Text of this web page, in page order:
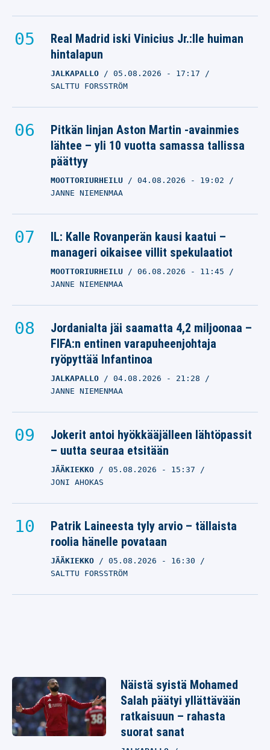
Real Madrid iski Vinicius Jr.:lle huiman
hintalapun
JALKAPALLO 05.08.2026 - 17:17
SALTTU FORSSTRÖM
Pitkän linjan Aston Martin -avainmies
lähtee – yli 10 vuotta samassa tallissa
päättyy
MOOTTORIURHEILU 04.08.2026 - 19:02
JANNE NIEMENMAA
IL: Kalle Rovanperän kausi kaatui –
manageri oikaisee villit spekulaatiot
MOOTTORIURHEILU 06.08.2026 - 11:45
JANNE NIEMENMAA
Jordanialta jäi saamatta 4,2 miljoonaa –
FIFA:n entinen varapuheenjohtaja
ryöpyttää Infantinoa
JALKAPALLO 04.08.2026 - 21:28
JANNE NIEMENMAA
Jokerit antoi hyökkääjälleen lähtöpassit
– uutta seuraa etsitään
JÄÄKIEKKO 05.08.2026 - 15:37
JONI AHOKAS
Patrik Laineesta tyly arvio – tällaista
roolia hänelle povataan
JÄÄKIEKKO 05.08.2026 - 16:30
SALTTU FORSSTRÖM
Näistä syistä Mohamed
Salah päätyi yllättävään
ratkaisuun – rahasta
suorat sanat